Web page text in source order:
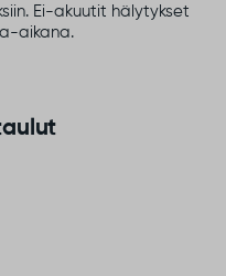
Ei-akuutit hälytykset
aikana.